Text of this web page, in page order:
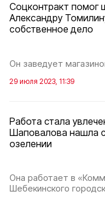
Соцконтракт помог
Александру
собственное дело
Он заведует
29 июля 2023, 11:39
Работа стала
Шаповалова нашла
озелении
Она работает в
Шебекинского